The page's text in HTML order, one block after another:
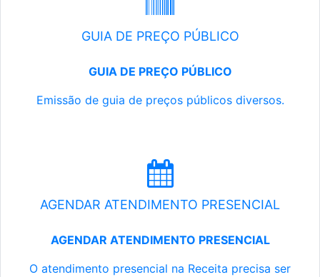
GUIA DE PREÇO PÚBLICO
GUIA DE PREÇO PÚBLICO
Emissão de guia de preços públicos diversos.
AGENDAR ATENDIMENTO PRESENCIAL
AGENDAR ATENDIMENTO PRESENCIAL
O atendimento presencial na Receita precisa ser